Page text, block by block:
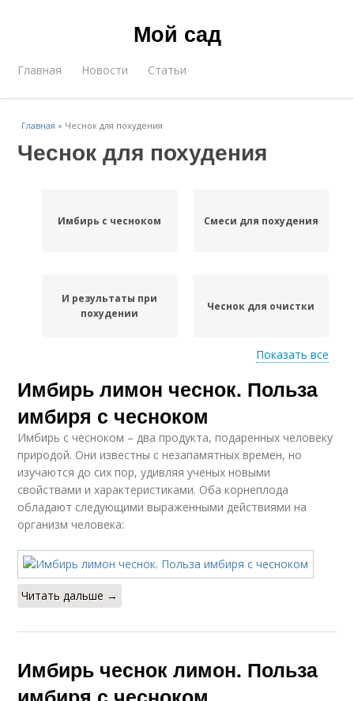
Мой сад
Главная Новости Статьи
Главная » Чеснок для похудения
Чеснок для похудения
Имбирь с чесноком Смеси для похудения
И результаты при
похудении
Чеснок для очистки
Чеснок для чистки Рецепты с чесноком
Имбирь для
похудения
Показать все
Имбирь лимон чеснок. Польза
имбиря с чесноком
Имбирь с чесноком – два продукта, подаренных человеку
природой. Они известны с незапамятных времен, но
изучаются до сих пор, удивляя ученых новыми
свойствами и характеристиками. Оба корнеплода
обладают следующими выраженными действиями на
организм человека:
Читать дальше →
Имбирь чеснок лимон. Польза